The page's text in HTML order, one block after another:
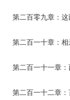
第二百零九章：
第二百一十章：
第二百一十一章
第二百一十二章